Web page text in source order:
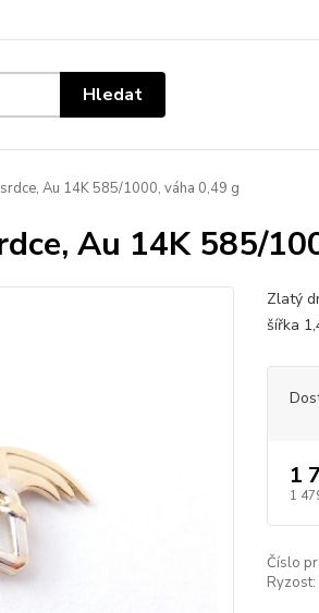
Hledat
Au 14K 585/1000, váha 0,49 g
Au 14K 585/
Zlatý
šířka
1
1
Číslo
Ryzost: